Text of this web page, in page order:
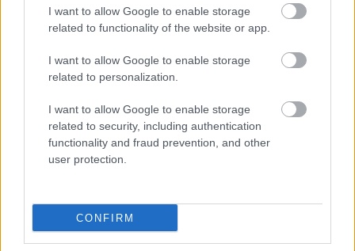
I want to allow Google to enable storage
related to functionality of the website or app.
I want to allow Google to enable storage
related to personalization.
I want to allow Google to enable storage
related to security, including authentication
functionality and fraud prevention, and other
user protection.
CONFIRM
vállalatoknak fel kell hagyniuk azzal, hogy ennyi
egyszer használatos műanyagot gyártanak.
Hogy győzzük meg a vállalatokat?
blogbejegyzést, ami arra inspirált, hogy minden
lehetséges módon megpróbáljam eljuttatni az
üzenetet a vállalatoknak: hagyjanak fel az egyszer
használatos műanyagok gyártásával.
mert roppant egyszerű és tökéletes eszköz olyan
közösségeknek, akik sok időt töltenek a
természetben–ilyenek pl. a búvárok. Ha bármilyen